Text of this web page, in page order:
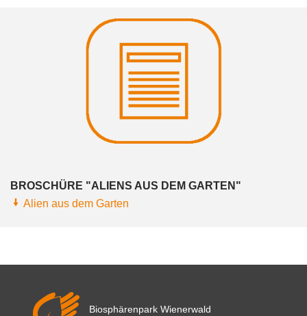
BROSCHÜRE "ALIENS AUS DEM GARTEN"
Alien aus dem Garten
Biosphärenpark Wienerwald